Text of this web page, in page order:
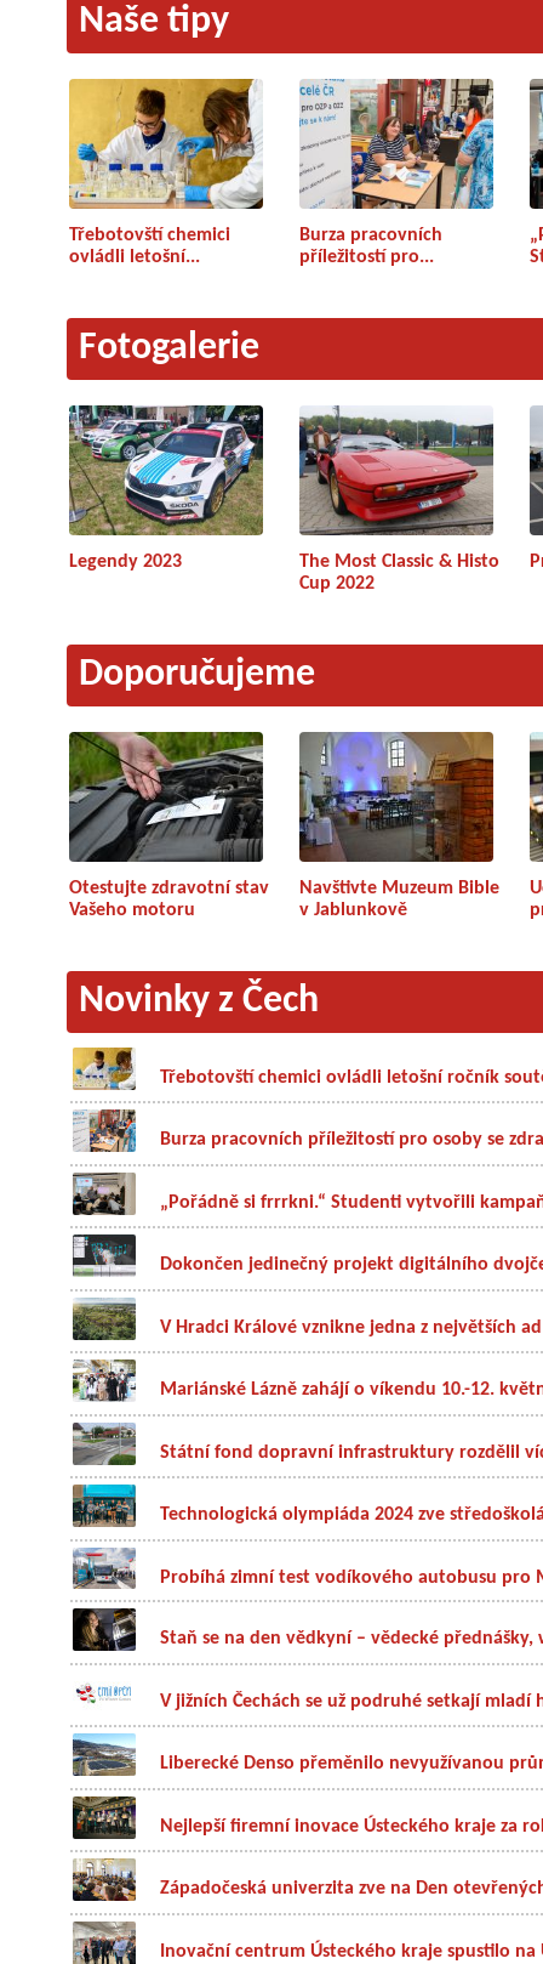
Naše tipy
Třebotovští chemici
ovládli letošní...
Burza pracovních
příležitostí pro...
Fotogalerie
Legendy 2023
The Most Classic & Histo
Cup 2022
Doporučujeme
Otestujte zdravotní stav
Vašeho motoru
Navštivte Muzeum Bible
v Jablunkově
Novinky z Čech
Třebotovští chemici ovládli letošní ročník
Burza pracovních příležitostí pro osoby se
„Pořádně si frrrkni.“ Studenti vytvořili
Dokončen jedinečný projekt digitálního
V Hradci Králové vznikne jedna z největších
Mariánské Lázně zahájí o víkendu 10.-12.
Státní fond dopravní infrastruktury rozdělil
Technologická olympiáda 2024 zve
Probíhá zimní test vodíkového autobusu pro
Staň se na den vědkyní – vědecké
V jižních Čechách se už podruhé setkají
Liberecké Denso přeměnilo nevyužívanou
Nejlepší firemní inovace Ústeckého kraje za
Západočeská univerzita zve na Den
Inovační centrum Ústeckého kraje spustilo